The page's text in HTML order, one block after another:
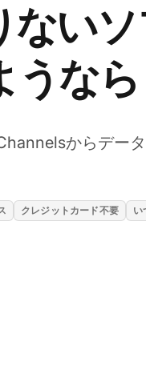
いソ
うなら
からデー
クレジットカード不要 い